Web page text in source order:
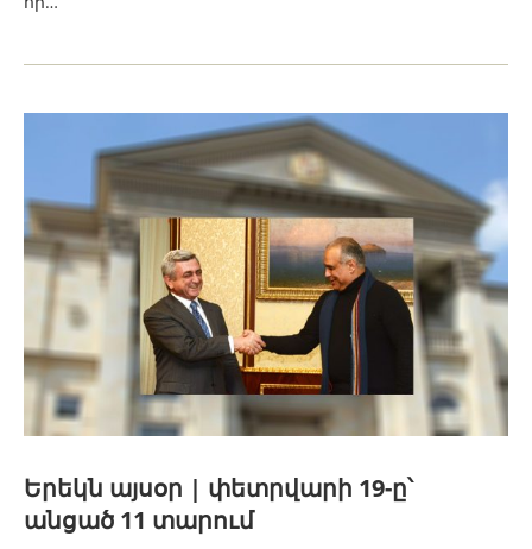
Երեկն այսօր | փետրվարի 19-ը՝
անցած 11 տարում